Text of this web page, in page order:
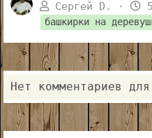
Сергей D.
башкирки на
Нет комментариев